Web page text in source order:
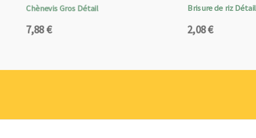
Chènevis Gros Détail
7,88€
Brisure de riz Détail
2,08€